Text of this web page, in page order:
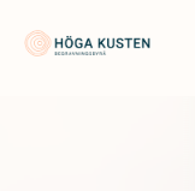
Höga